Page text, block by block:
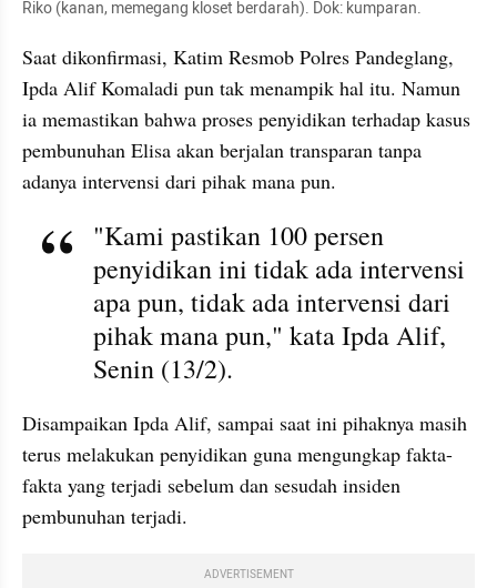
Riko (kanan, memegang kloset berdarah). Dok: kumparan.
Saat dikonfirmasi, Katim Resmob Polres Pandeglang,
Ipda Alif Komaladi pun tak menampik hal itu. Namun
ia memastikan bahwa proses penyidikan terhadap kasus
pembunuhan Elisa akan berjalan transparan tanpa
adanya intervensi dari pihak mana pun.
"Kami pastikan 100 persen
penyidikan ini tidak ada intervensi
apa pun, tidak ada intervensi dari
pihak mana pun," kata Ipda Alif,
Senin (13/2).
Disampaikan Ipda Alif, sampai saat ini pihaknya masih
terus melakukan penyidikan guna mengungkap fakta-
fakta yang terjadi sebelum dan sesudah insiden
pembunuhan terjadi.
ADVERTISEMENT